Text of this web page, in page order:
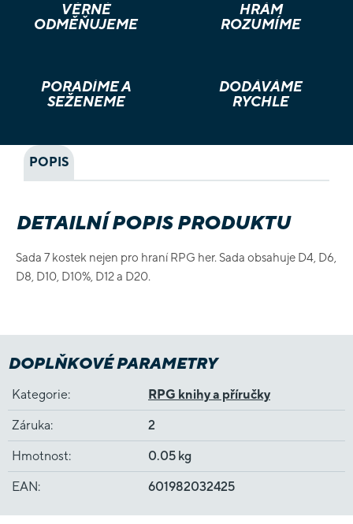
VĚRNÉ
ODMĚŇUJEME
HRÁM
ROZUMÍME
PORADÍME A
SEŽENEME
DODÁVÁME
RYCHLE
POPIS
DETAILNÍ POPIS PRODUKTU
Sada 7 kostek nejen pro hraní RPG her. Sada obsahuje D4, D6,
D8, D10, D10%, D12 a D20.
DOPLŇKOVÉ PARAMETRY
Kategorie: RPG knihy a příručky
Záruka: 2
Hmotnost: 0.05 kg
EAN: 601982032425